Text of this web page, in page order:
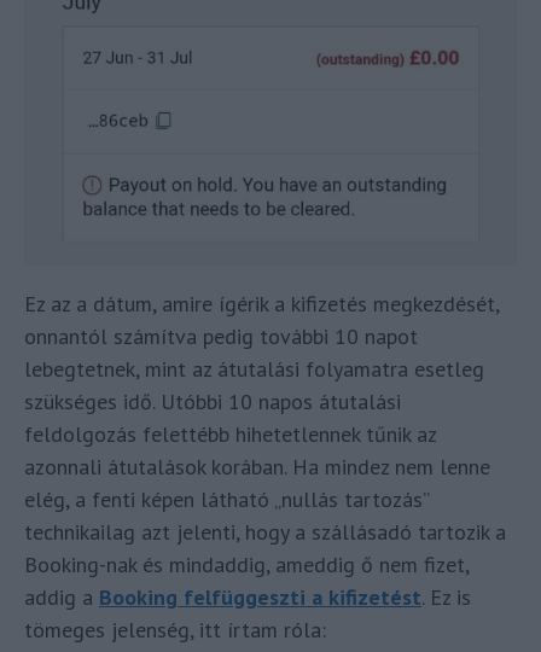
Ez az a dátum, amire ígérik a kifizetés megkezdését,
onnantól számítva pedig további 10 napot
lebegtetnek, mint az átutalási folyamatra esetleg
szükséges idő. Utóbbi 10 napos átutalási
feldolgozás felettébb hihetetlennek tűnik az
azonnali átutalások korában. Ha mindez nem lenne
elég, a fenti képen látható „nullás tartozás”
technikailag azt jelenti, hogy a szállásadó tartozik a
Booking-nak és mindaddig, ameddig ő nem fizet,
addig a Booking felfüggeszti a kifizetést. Ez is
tömeges jelenség, itt írtam róla: